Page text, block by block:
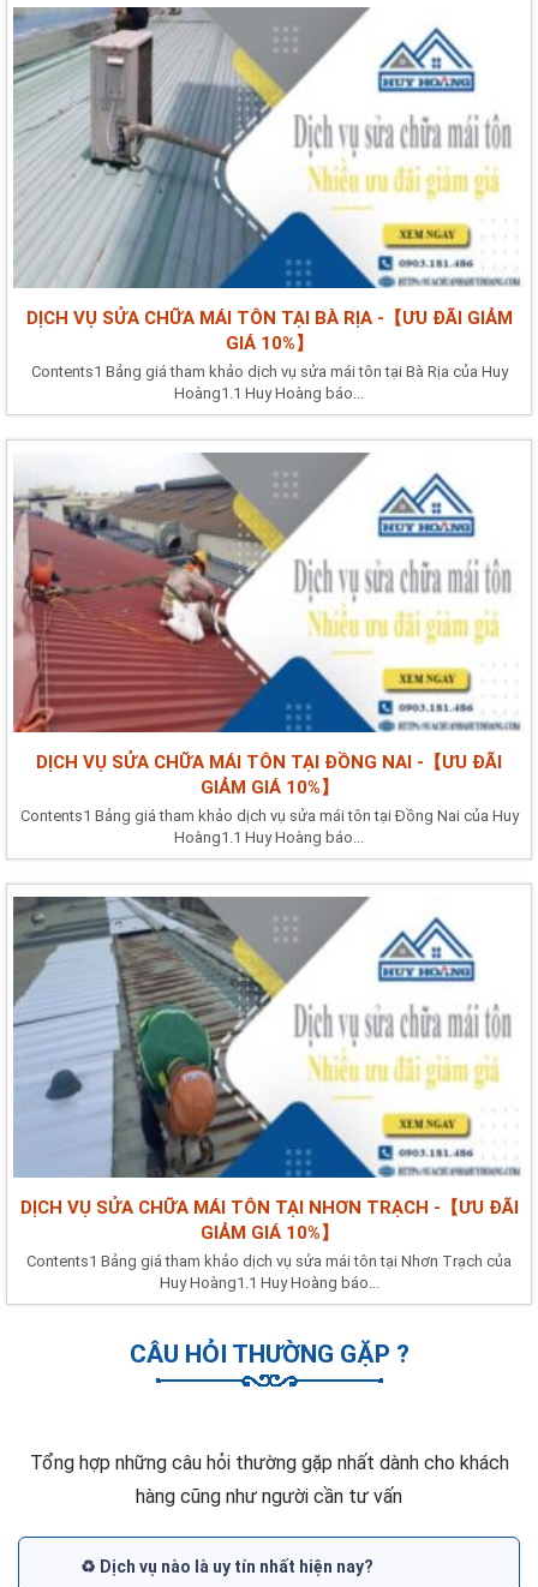
DỊCH VỤ SỬA CHỮA MÁI TÔN TẠI BÀ RỊA -【ƯU ĐÃI GIẢM
GIÁ 10%】
Contents1 Bảng giá tham khảo dịch vụ sửa mái tôn tại Bà Rịa của Huy
Hoàng1.1 Huy Hoàng báo...
DỊCH VỤ SỬA CHỮA MÁI TÔN TẠI ĐỒNG NAI -【ƯU ĐÃI
GIẢM GIÁ 10%】
Contents1 Bảng giá tham khảo dịch vụ sửa mái tôn tại Đồng Nai của Huy
Hoàng1.1 Huy Hoàng báo...
DỊCH VỤ SỬA CHỮA MÁI TÔN TẠI NHƠN TRẠCH -【ƯU ĐÃI
GIẢM GIÁ 10%】
Contents1 Bảng giá tham khảo dịch vụ sửa mái tôn tại Nhơn Trạch của
Huy Hoàng1.1 Huy Hoàng báo...
CÂU HỎI THƯỜNG GẶP ?
Tổng hợp những câu hỏi thường gặp nhất dành cho khách
hàng cũng như người cần tư vấn
♻️ Dịch vụ nào là uy tín nhất hiện nay?